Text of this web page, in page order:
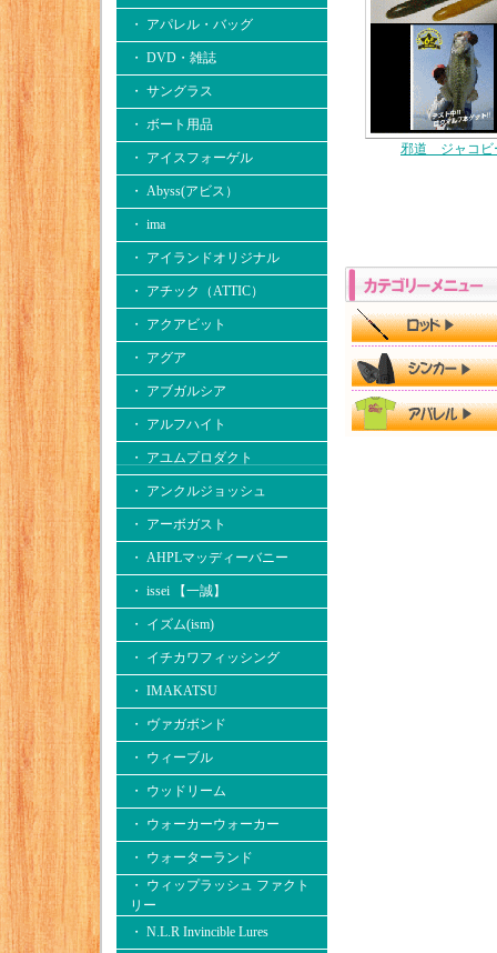
・ アパレル・バッグ
・ DVD・雑誌
・ サングラス
・ ボート用品
・ アイスフォーゲル
・ Abyss(アビス）
・ ima
・ アイランドオリジナル
・ アチック（ATTIC）
・ アクアビット
・ アグア
・ アブガルシア
・ アルフハイト
・ アユムプロダクト
・ アンクルジョッシュ
・ アーボガスト
・ AHPLマッディーバニー
・ issei 【一誠】
・ イズム(ism)
・ イチカワフィッシング
・ IMAKATSU
・ ヴァガボンド
・ ウィーブル
・ ウッドリーム
・ ウォーカーウォーカー
・ ウォーターランド
・ ウィップラッシュ ファクト
リー
・ N.L.R Invincible Lures
邪道 ジャコビ